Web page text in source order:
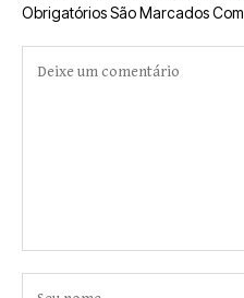
Obrigatórios São Marcados Com